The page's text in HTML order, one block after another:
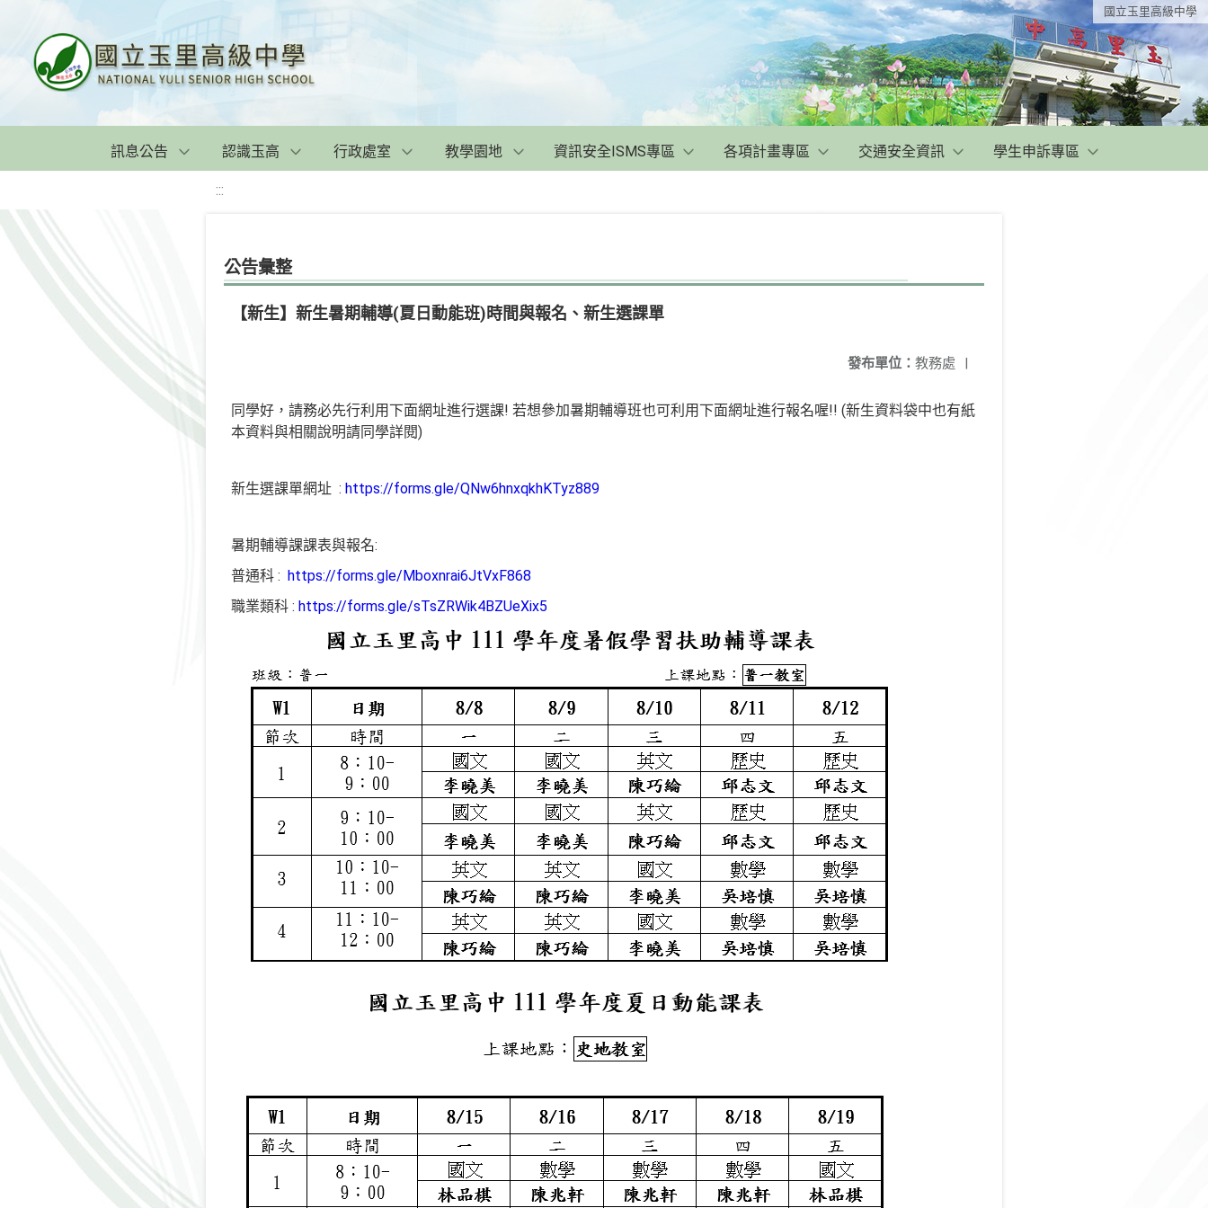
國立玉里高級中學
訊息公告 認識玉高 行政處室 教學園地 資訊安全ISMS專區 各項計畫專區 交通安全資訊 學生申訴專區
:::
公告彙整
【新生】新生暑期輔導(夏日動能班)時間與報名、新生選課單
發布單位： 教務處 |
同學好，請務必先行利用下面網址進行選課! 若想參加暑期輔導班也可利用下面網址進行報名喔!! (新生資料袋中也有紙
本資料與相關說明請同學詳閱)
新生選課單網址 : https://forms.gle/QNw6hnxqkhKTyz889
暑期輔導課課表與報名:
普通科 : https://forms.gle/Mboxnrai6JtVxF868
職業類科 : https://forms.gle/sTsZRWik4BZUeXix5